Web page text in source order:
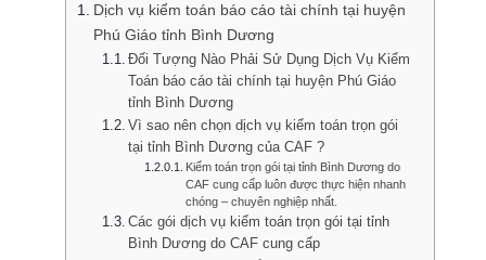
Dịch vụ kiểm toán báo cáo tài chính tại huyện
Phú Giáo tỉnh Bình Dương
Đối Tượng Nào Phải Sử Dụng Dịch Vụ Kiểm
Toán báo cáo tài chính tại huyện Phú Giáo
tỉnh Bình Dương
Vì sao nên chọn dịch vụ kiểm toán trọn gói
tại tỉnh Bình Dương của CAF ?
Kiểm toán trọn gói tại tỉnh Bình Dương do
CAF cung cấp luôn được thực hiện nhanh
chóng – chuyên nghiệp nhất.
Các gói dịch vụ kiểm toán trọn gói tại tỉnh
Bình Dương do CAF cung cấp